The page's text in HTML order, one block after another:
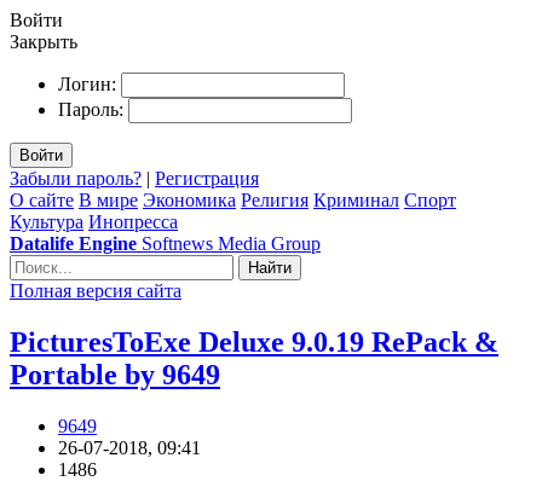
Войти
Закрыть
Логин:
Пароль:
Войти
Забыли пароль? | Регистрация
О сайте В мире Экономика Религия Криминал Спорт
Культура Инопресса
Datalife Engine Softnews Media Group
Найти
Полная версия сайта
PicturesToExe Deluxe 9.0.19 RePack &
Portable by 9649
9649
26-07-2018, 09:41
1486